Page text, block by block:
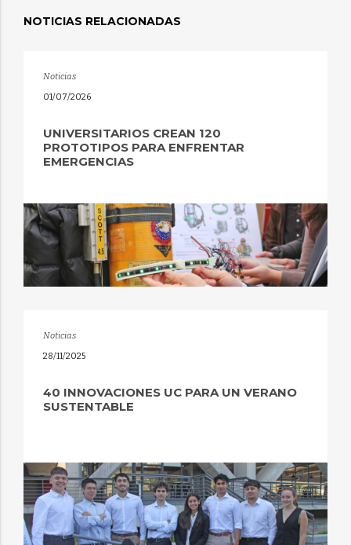
NOTICIAS RELACIONADAS
Noticias
01/07/2026
UNIVERSITARIOS CREAN 120
PROTOTIPOS PARA ENFRENTAR
EMERGENCIAS
Noticias
28/11/2025
40 INNOVACIONES UC PARA UN VERANO
SUSTENTABLE